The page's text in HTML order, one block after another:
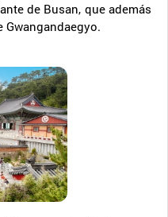
de Busan, que además